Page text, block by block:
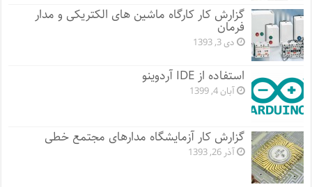
گزارش کار کارگاه ماشین های الکتریکی و مدار
فرمان
دی 3, 1393
استفاده از IDE آردوینو
آبان 4, 1399
گزارش کار آزمایشگاه مدارهای مجتمع خطی
آذر 26, 1393